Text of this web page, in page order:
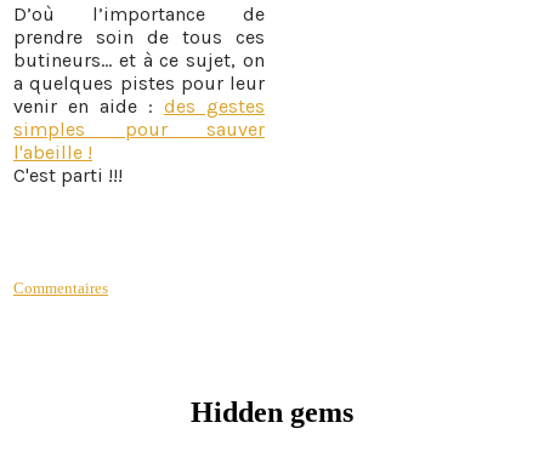
D’où l’importance de
prendre soin de tous ces
butineurs… et à ce sujet, on
a quelques pistes pour leur
venir en aide : des gestes
simples pour sauver
l'abeille !
C'est parti !!!
Commentaires
Hidden gems